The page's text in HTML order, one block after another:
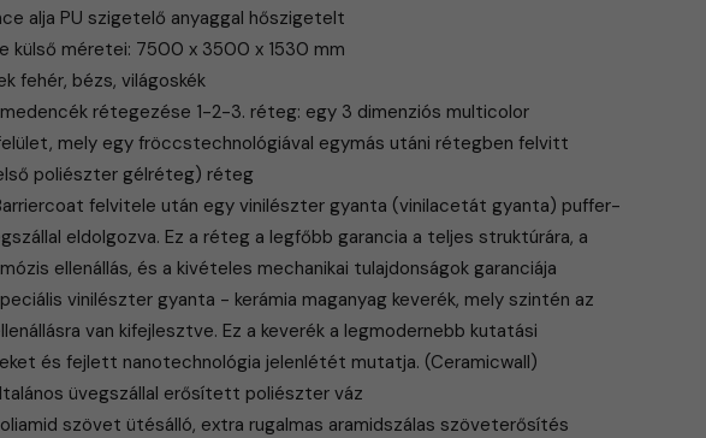
alja PU szigetelő anyaggal hőszigetelt
külső méretei: 7500 x 3500 x 1530 mm
fehér, bézs, világoskék
rétegezése 1-2-3. réteg: egy 3 dimenziós multicolor
mely egy fröccstechnológiával egymás utáni rétegben felvitt
poliészter gélréteg) réteg
felvitele után egy vinilészter gyanta (vinilacetát gyanta) puffer-
eldolgozva. Ez a réteg a legfőbb garancia a teljes struktúrára, a
ellenállás, és a kivételes mechanikai tulajdonságok garanciája
vinilészter gyanta - kerámia maganyag keverék, mely szintén az
van kifejlesztve. Ez a keverék a legmodernebb kutatási
és fejlett nanotechnológia jelenlétét mutatja. (Ceramicwall)
üvegszállal erősített poliészter váz
szövet ütésálló, extra rugalmas aramidszálas szöveterősítés